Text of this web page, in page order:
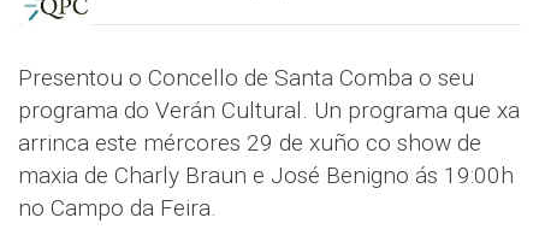
Presentou o Concello de Santa Comba o seu
programa do Verán Cultural. Un programa que xa
arrinca este mércores 29 de xuño co show de
maxia de Charly Braun e José Benigno ás 19:00h
no Campo da Feira.